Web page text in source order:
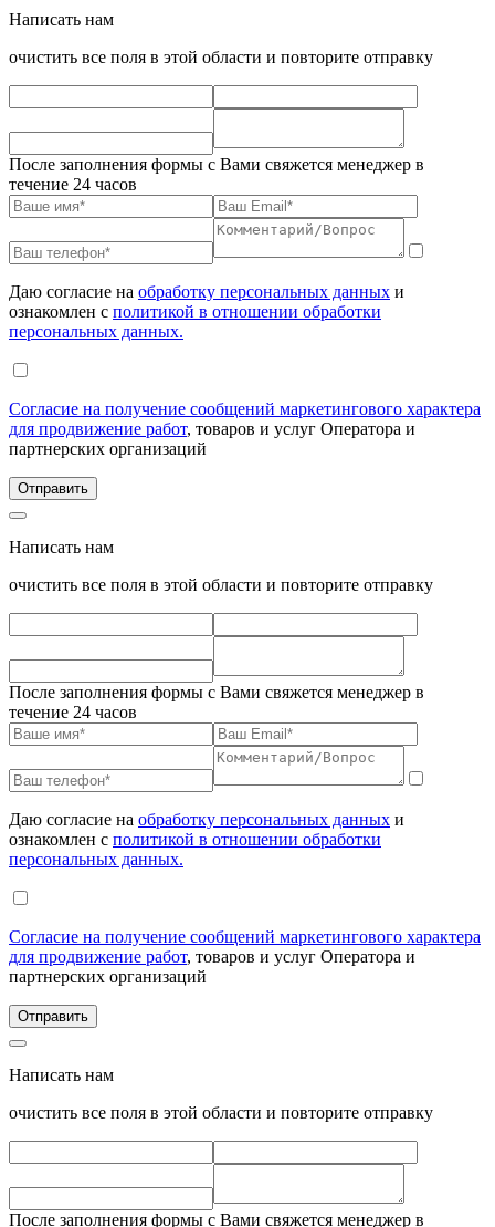
Написать нам
очистить все поля в этой области и повторите отправку
После заполнения формы с Вами свяжется менеджер в
течение 24 часов
Даю согласие на обработку персональных данных и
ознакомлен с политикой в отношении обработки
персональных данных.
Согласие на получение сообщений маркетингового характера
для продвижение работ, товаров и услуг Оператора и
партнерских организаций
Написать нам
очистить все поля в этой области и повторите отправку
После заполнения формы с Вами свяжется менеджер в
течение 24 часов
Даю согласие на обработку персональных данных и
ознакомлен с политикой в отношении обработки
персональных данных.
Согласие на получение сообщений маркетингового характера
для продвижение работ, товаров и услуг Оператора и
партнерских организаций
Написать нам
очистить все поля в этой области и повторите отправку
После заполнения формы с Вами свяжется менеджер в